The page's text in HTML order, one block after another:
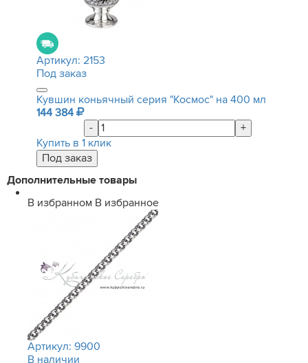
Артикул: 2153
Под заказ
Кувшин коньячный серия "Космос" на 400 мл
144 384
-
+
Купить в 1 клик
Дополнительные товары
В избранном В избранное
Артикул: 9900
В наличии